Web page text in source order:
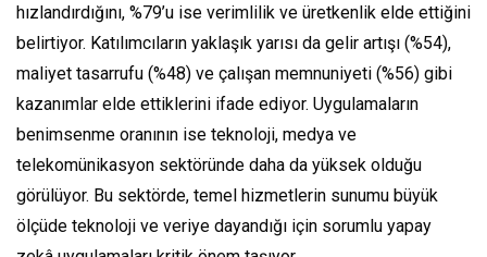
hızlandırdığını, %79’u ise verimlilik ve üretkenlik elde ettiğini
belirtiyor. Katılımcıların yaklaşık yarısı da gelir artışı (%54),
maliyet tasarrufu (%48) ve çalışan memnuniyeti (%56) gibi
kazanımlar elde ettiklerini ifade ediyor. Uygulamaların
benimsenme oranının ise teknoloji, medya ve
telekomünikasyon sektöründe daha da yüksek olduğu
görülüyor. Bu sektörde, temel hizmetlerin sunumu büyük
ölçüde teknoloji ve veriye dayandığı için sorumlu yapay